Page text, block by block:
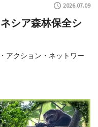
2026.07.09
シア森林保全シ
アクション・ネットワー